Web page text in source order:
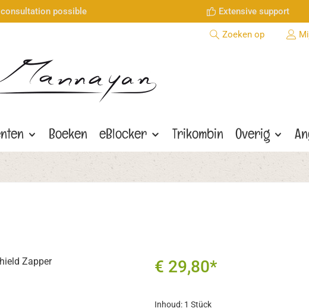
possible Extensive support
Zoeken op
Boeken eBlocker Trikombin Overig
€ 29,80*
Inhoud: 1 Stück